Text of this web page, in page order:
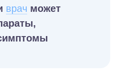
врач может